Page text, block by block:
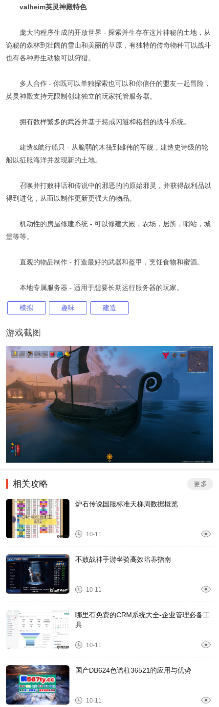
valheim英灵神殿特色
庞大的程序生成的开放世界 - 探索并生存在这片神秘的土地，从
诡秘的森林到壮阔的雪山和美丽的草原，有独特的传奇物种可以战斗
也有各种野生动物可以狩猎。
多人合作 - 你既可以单独探索也可以和你信任的盟友一起冒险，
英灵神殿支持无限制创建独立的玩家托管服务器。
拥有数样繁多的武器并基于惩戒闪避和格挡的战斗系统。
建造&航行船只 - 从脆弱的木筏到雄伟的军舰，建造史诗级的轮
船以征服海洋并发现新的土地。
召唤并打败神话和传说中的邪恶的的原始邪灵，并获得战利品以
得到进化，从而以制作更新更强大的物品。
机动性的房屋修建系统 - 可以修建大殿，农场，居所，哨站，城
堡等等。
直观的物品制作 - 打造最好的武器和盔甲，烹饪食物和蜜酒。
本地专属服务器 - 适用于想要长期运行服务器的玩家。
模拟 趣味 建造
游戏截图
相关攻略 更多
炉石传说国服标准天梯周数据概览
10-11
不败战神手游坐骑高效培养指南
10-11
哪里有免费的CRM系统大全-企业管理必备工
具
10-11
国产DB624色谱柱36521的应用与优势
10-11